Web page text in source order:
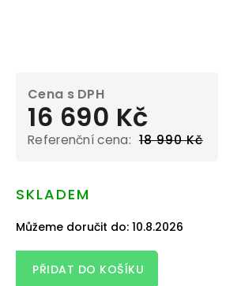
18 990 Kč
16 690 Kč
SKLADEM
Můžeme doručit do: 10.8.2026
PŘIDAT DO KOŠÍKU